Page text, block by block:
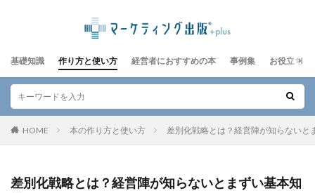
基礎知識 作り方と使い方 経営者におすすめの本 事例集 お役立ちレ
HOME 本の作り方と使い方 差別化戦略とは？経営陣が知らないと
差別化戦略とは？経営陣が知らないとまずい基本知